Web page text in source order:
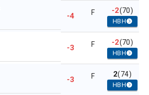
-4 F -2(70)
HBH
-3 F -2(70)
HBH
-3 F 2(74)
HBH